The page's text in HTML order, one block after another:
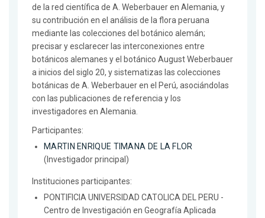
de la red científica de A. Weberbauer en Alemania, y
su contribución en el análisis de la flora peruana
mediante las colecciones del botánico alemán;
precisar y esclarecer las interconexiones entre
botánicos alemanes y el botánico August Weberbauer
a inicios del siglo 20, y sistematizas las colecciones
botánicas de A. Weberbauer en el Perú, asociándolas
con las publicaciones de referencia y los
investigadores en Alemania.
Participantes:
MARTIN ENRIQUE TIMANA DE LA FLOR
(Investigador principal)
Instituciones participantes:
PONTIFICIA UNIVERSIDAD CATOLICA DEL PERU -
Centro de Investigación en Geografía Aplicada